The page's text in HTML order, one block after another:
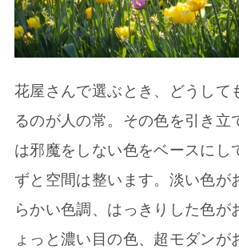
花屋さんで選ぶとき、どうして
るのが人の常。その色を引き立
は邪魔をしない色をベースにし
ずと空間は整います。淡い色が
らかい色調、はっきりした色が
ょっと濃い目の色、超モダンが